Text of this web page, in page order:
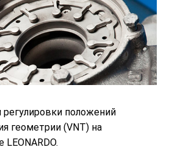
положений
геометрии (VNT) на